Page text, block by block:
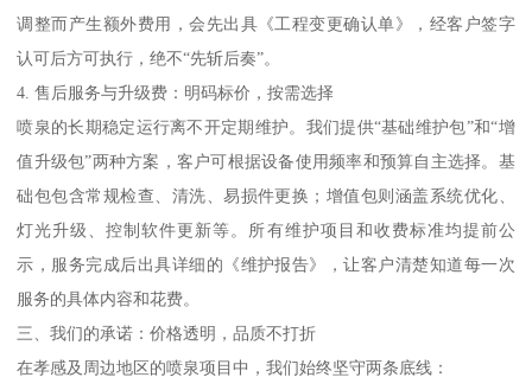
调整而产生额外费用，会先出具《工程变更确认单》，经客户签字
认可后方可执行，绝不“先斩后奏”。
4. 售后服务与升级费：明码标价，按需选择
喷泉的长期稳定运行离不开定期维护。我们提供“基础维护包”和“增
值升级包”两种方案，客户可根据设备使用频率和预算自主选择。基
础包包含常规检查、清洗、易损件更换；增值包则涵盖系统优化、
灯光升级、控制软件更新等。所有维护项目和收费标准均提前公
示，服务完成后出具详细的《维护报告》，让客户清楚知道每一次
服务的具体内容和花费。
三、我们的承诺：价格透明，品质不打折
在孝感及周边地区的喷泉项目中，我们始终坚守两条底线：